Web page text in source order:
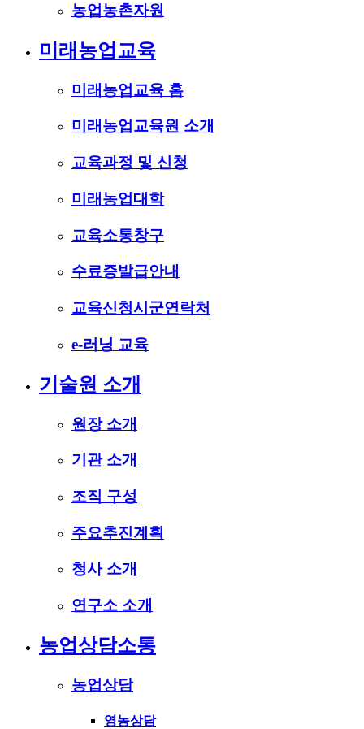
농업농촌자원
미래농업교육
미래농업교육 홈
미래농업교육원 소개
교육과정 및 신청
미래농업대학
교육소통창구
수료증발급안내
교육신청시군연락처
e-러닝 교육
기술원 소개
원장 소개
기관 소개
조직 구성
주요추진계획
청사 소개
연구소 소개
농업상담소통
농업상담
영농상담